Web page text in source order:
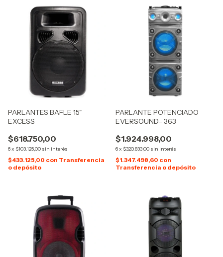
PARLANTES BAFLE 15"
EXCESS
$618.750,00
6x $103.125,00 sin interés
$433.125,00 con Transferencia
o depósito
PARLANTE POTENCIADO
EVERSOUND- 363
$1.924.998,00
6x $320.833,00 sin interés
$1.347.498,60 con
Transferencia o depósito